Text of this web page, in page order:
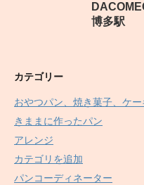
博多駅
カテゴリー
おやつパン、焼き菓子、ケー
きままに作ったパン
アレンジ
カテゴリを追加
パンコーディネーター